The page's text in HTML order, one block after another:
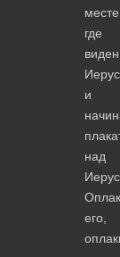
где
виден
и
над
его,